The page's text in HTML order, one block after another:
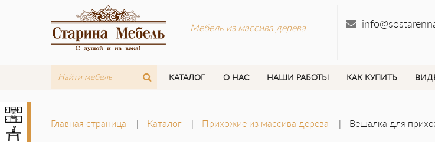
Мебель из массива дерева
КАТАЛОГ О НАС НАШИ РАБОТЫ КАК КУПИТЬ
Главная страница Каталог Прихожие из массива дерева Вешалка для